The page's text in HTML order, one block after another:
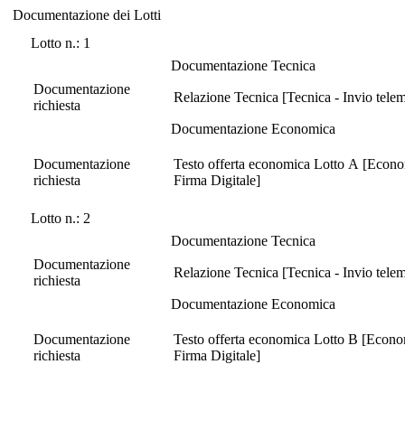
Documentazione dei Lotti
Lotto n.: 1
Documentazione Tecnica
Documentazione
richiesta
Relazione Tecnica [Tecnica - Invio
Documentazione Economica
Documentazione
richiesta
Testo offerta economica Lotto A
Firma Digitale]
Lotto n.: 2
Documentazione Tecnica
Documentazione
richiesta
Relazione Tecnica [Tecnica - Invio
Documentazione Economica
Documentazione
richiesta
Testo offerta economica Lotto B
Firma Digitale]